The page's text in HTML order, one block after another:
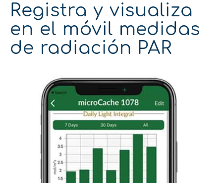
Registra y visualiza
en el móvil medidas
de radiación PAR